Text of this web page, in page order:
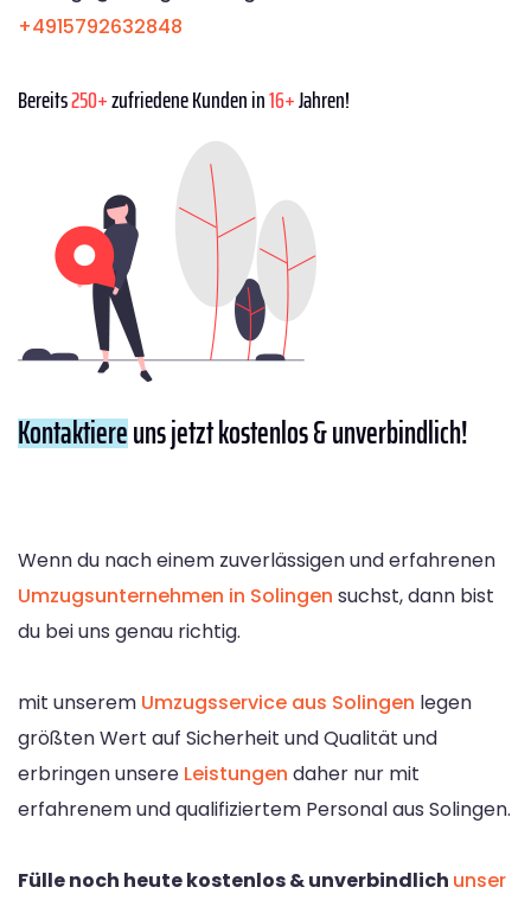
+4915792632848
Bereits250+zufriedene Kunden in16+Jahren!
Kontaktiereuns jetzt kostenlos & unverbindlich!
Wenn du nach einem zuverlässigen und erfahrenen
Umzugsunternehmen in Solingen suchst, dann bist
du bei uns genau richtig.
mit unserem Umzugsservice aus Solingen legen
größten Wert auf Sicherheit und Qualität und
erbringen unsere Leistungen daher nur mit
erfahrenem und qualifiziertem Personal aus Solingen.
Fülle noch heute kostenlos & unverbindlich unser